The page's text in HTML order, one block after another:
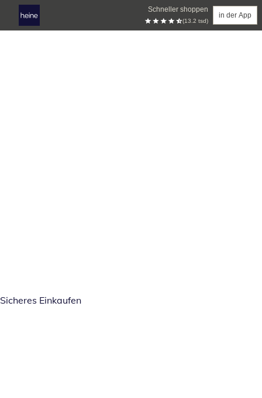
Schneller shoppen
(13.2 tsd)
in der App
Sicheres Einkaufen